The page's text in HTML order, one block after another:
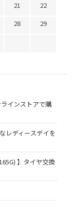
21
22
28
29
インストアで購
レディースデイを
】タイヤ交換